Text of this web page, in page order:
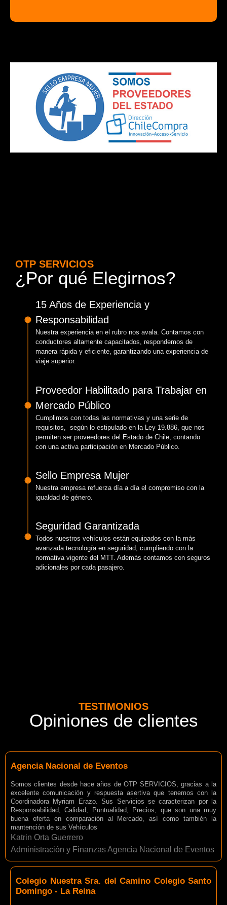
OTP SERVICIOS
¿Por qué Elegirnos?
15 Años de Experiencia y
Responsabilidad
Nuestra experiencia en el rubro nos avala. Contamos con
conductores altamente capacitados, respondemos de
manera rápida y eficiente, garantizando una experiencia de
viaje superior.
Proveedor Habilitado para Trabajar en
Mercado Público
Cumplimos con todas las normativas y una serie de
requisitos, según lo estipulado en la Ley 19.886, que nos
permiten ser proveedores del Estado de Chile, contando
con una activa participación en Mercado Público.
Sello Empresa Mujer
Nuestra empresa refuerza día a día el compromiso con la
igualdad de género.
Seguridad Garantizada
Todos nuestros vehículos están equipados con la más
avanzada tecnología en seguridad, cumpliendo con la
normativa vigente del MTT. Además contamos con seguros
adicionales por cada pasajero.
TESTIMONIOS
Opiniones de clientes
Agencia Nacional de Eventos
Somos clientes desde hace años de OTP SERVICIOS, gracias a la
excelente comunicación y respuesta asertiva que tenemos con la
Coordinadora Myriam Erazo. Sus Servicios se caracterizan por la
Responsabilidad, Calidad, Puntualidad, Precios, que son una muy
buena oferta en comparación al Mercado, así como también la
mantención de sus Vehículos
Katrin Orta Guerrero
Administración y Finanzas Agencia Nacional de Eventos
Colegio Nuestra Sra. del Camino Colegio Santo
Domingo - La Reina